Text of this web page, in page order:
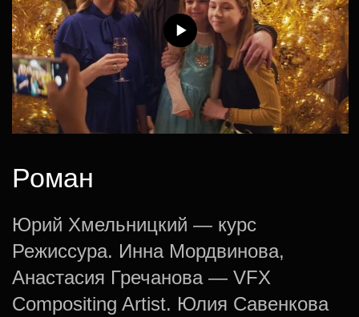
Подписаться